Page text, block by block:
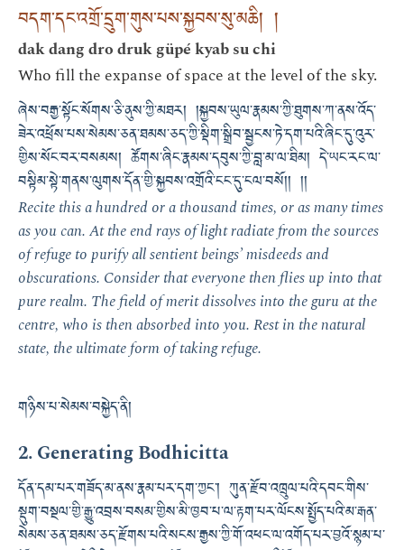
བདག་དང་འགྲོ་དྲུག་གུས་པས་སྐྱབས་སུ་མཆི། །
dak dang dro druk güpé kyab su chi
Who fill the expanse of space at the level of the sky.
ཞེས་བརྒྱ་སྟོང་སོགས་ཅི་ནུས་ཀྱི་མཐར། །སྐྱབས་ཡུལ་རྣམས་ཀྱི་ཐུགས་ཀ་ནས་འོད་
ཟེར་འཕྲོས་པས་སེམས་ཅན་ཐམས་ཅད་ཀྱི་སྡིག་སྒྲིབ་སྦྱངས་ཏེ་དག་པའི་ཞིང་དུ་འུར་
གྱིས་སོང་བར་བསམས། ཚོགས་ཞིང་རྣམས་དབུས་ཀྱི་བླ་མ་ལ་ཐིམ། དེ་ཡང་རང་ལ་
བསྟིམ་སྟེ་གནས་ལུགས་དོན་གྱི་སྐྱབས་འགྲོའི་ངང་དུ་ངལ་བསོ།། །།
Recite this a hundred or a thousand times, or as many times
as you can. At the end rays of light radiate from the sources
of refuge to purify all sentient beings’ misdeeds and
obscurations. Consider that everyone then flies up into that
pure realm. The field of merit dissolves into the guru at the
centre, who is then absorbed into you. Rest in the natural
state, the ultimate form of taking refuge.
གཉིས་པ་སེམས་བསྐྱེད་ནི།
2. Generating Bodhicitta
དོན་དམ་པར་གཟོད་མ་ནས་རྣམ་པར་དག་ཀྱང་། ཀུན་རྫོབ་འཁྲུལ་པའི་དབང་གིས་
སྡུག་བསྔལ་གྱི་རྒྱུ་འབྲས་བསམ་གྱིས་མི་ཁྱབ་པ་ལ་རྟག་པར་ལོངས་སྤྱོད་པའི་མ་རྒན་
སེམས་ཅན་ཐམས་ཅད་རྫོགས་པའི་སངས་རྒྱས་ཀྱི་གོ་འཕང་ལ་འགོད་པར་བྱའོ་སྙམ་པ་